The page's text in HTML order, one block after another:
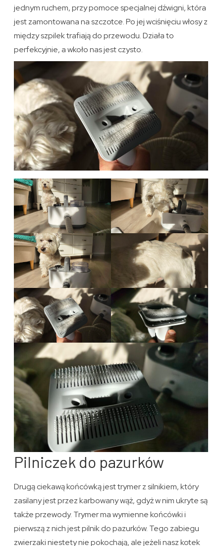
jednym ruchem, przy pomoce specjalnej dźwigni, która
jest zamontowana na szczotce. Po jej wciśnięciu włosy z
między szpilek trafiają do przewodu. Działa to
perfekcyjnie, a wkoło nas jest czysto.
Pilniczek do pazurków
Drugą ciekawą końcówką jest trymer z silnikiem, który
zasilany jest przez karbowany wąż, gdyż w nim ukryte są
także przewody. Trymer ma wymienne końcówki i
pierwszą z nich jest pilnik do pazurków. Tego zabiegu
zwierzaki niestety nie pokochają, ale jeżeli nasz kotek